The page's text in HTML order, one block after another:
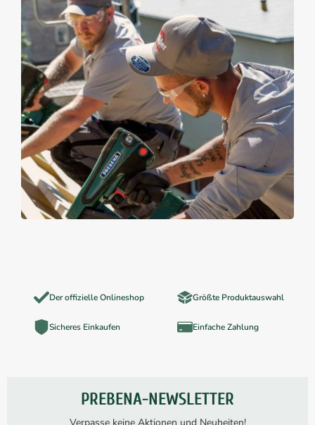
Der offizielle Onlineshop Größte Produktauswahl
Sicheres Einkaufen Einfache Zahlung
PREBENA-NEWSLETTER